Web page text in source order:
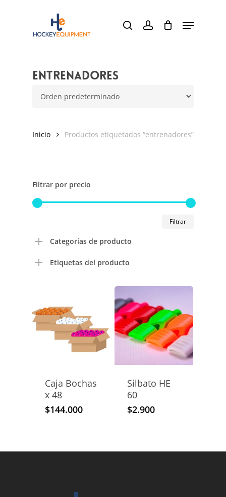
search account Menu
entrenadores
Inicio Productos etiquetados “entrenadores”
Filtrar por precio
Filtrar
Categorías de producto
Etiquetas del producto
Caja Bochas
x 48
$144.000
Silbato HE
60
$2.900